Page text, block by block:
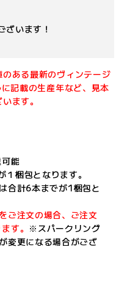
います！
ある最新のヴィンテージ
記載の生産年など、見本
ます。
能
梱包となります。
合計6本までが1梱包と
ご注文の場合、ご注文
す。 ※スパークリング
変更になる場合がござ